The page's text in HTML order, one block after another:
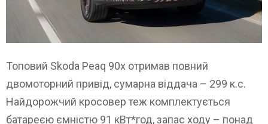
Топовий Skoda Peaq 90x отримав повний
двомоторний привід, сумарна віддача – 299 к.с.
Найдорожчий кросовер теж комплектується
батареєю ємністю 91 кВт*год, запас ходу – понад